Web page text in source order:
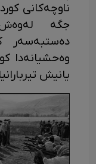
ناوچەکانی
جگە
دەستبەسەر
وەحشیانەدا
یانیش